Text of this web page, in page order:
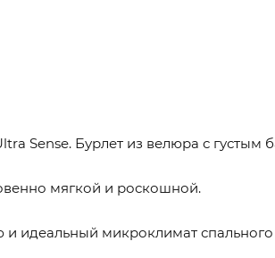
Sense. Бурлет из велюра с густым
мягкой и роскошной.
идеальный микроклимат спального